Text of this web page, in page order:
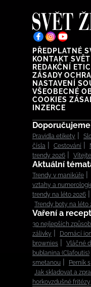
PŘEDPLATNÉ
KONTAKT
REDAKČNÍ
ZÁSADY
NASTAVENÍ
VŠEOBECNÉ
COOKIES
INZERCE
Doporučujeme
Pravidla etikety
čísla
Cestování
trendy 2026
Aktuální
Trendy v manikúře
vztahy a
trendy na léto 2026
Trendy boty na léto
Vaření a
30 nejlepších
zálivky
Domácí
brownies
Vláčné
bublanina (Clafoutis)
smetanou
Perník
Jak skladovat a
horkovzdušné fritézy